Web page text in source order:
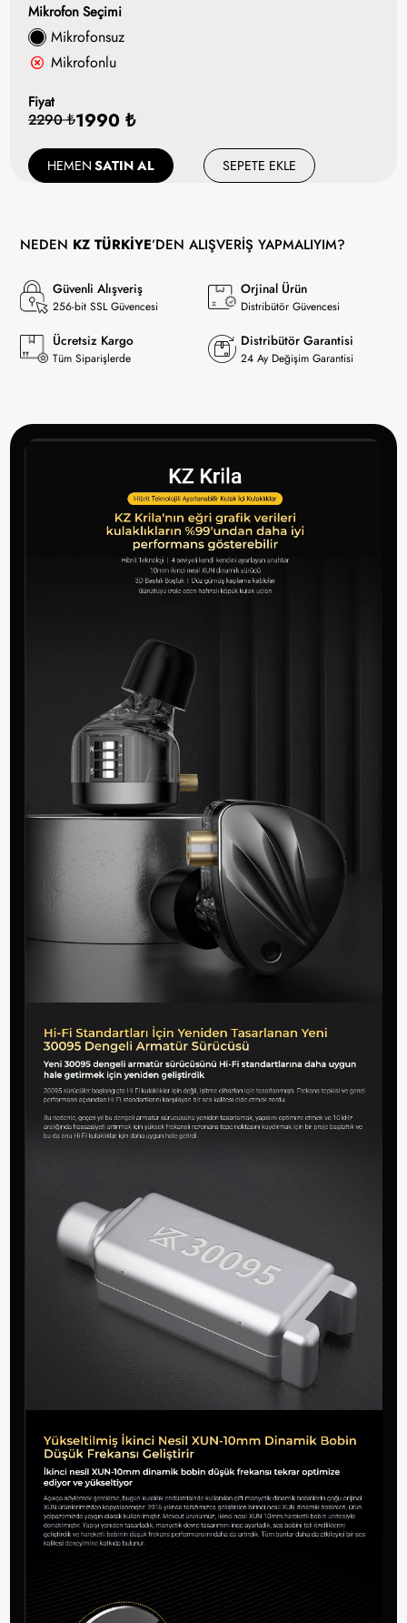
Mikrofon Seçimi
Mikrofonsuz
Mikrofonlu
Fiyat
2290 ₺1990 ₺
HEMEN SATIN AL SEPETE EKLE
NEDEN KZ TÜRKİYE’DEN ALIŞVERİŞ YAPMALIYIM?
Güvenli Alışveriş
256-bit SSL Güvencesi
Orjinal Ürün
Distribütör Güvencesi
Ücretsiz Kargo
Tüm Siparişlerde
Distribütör Garantisi
24 Ay Değişim Garantisi